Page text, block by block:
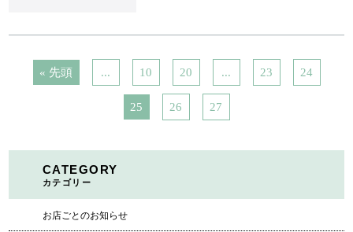
« 先頭 ... 10 20 ... 23 24
25 26 27
CATEGORY
カテゴリー
お店ごとのお知らせ